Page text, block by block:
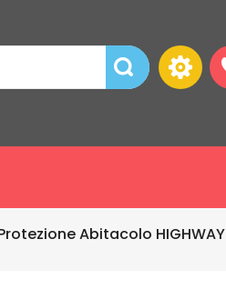
Abitacolo HIGHWAY